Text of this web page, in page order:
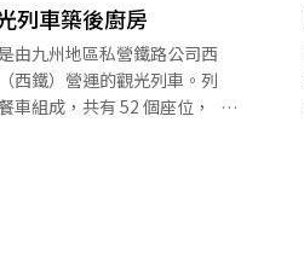
列車築後廚房
由九州地區私營鐵路公司西
西鐵）營運的觀光列車。列
車組成，共有 52 個座位，